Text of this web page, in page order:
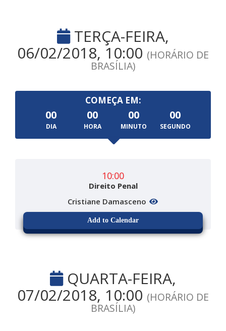
TERÇA-FEIRA,
06/02/2018, 10:00 (HORÁRIO DE
BRASÍLIA)
COMEÇA EM:
00
DIA
00
HORA
00
MINUTO
00
SEGUNDO
10:00
Direito Penal
Cristiane Damasceno
Add to Calendar
QUARTA-FEIRA,
07/02/2018, 10:00 (HORÁRIO DE
BRASÍLIA)